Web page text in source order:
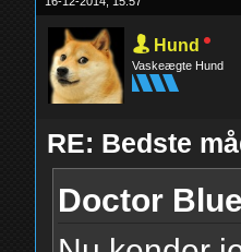
Hund
Vaskeægte Hund
RE: Bedste
Doctor